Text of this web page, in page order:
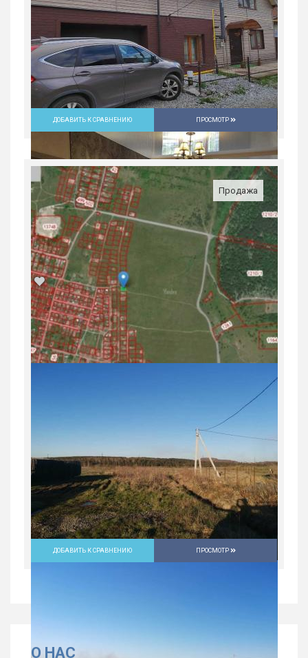
1 33.9 м
Продажа, загородная, пер.
невьянский,22, 7200000 руб.
160 м
ДОБАВИТЬ К СРАВНЕНИЮ ПРОСМОТР
Продажа
ДОБАВИТЬ К СРАВНЕНИЮ ПРОСМОТР
О НАС